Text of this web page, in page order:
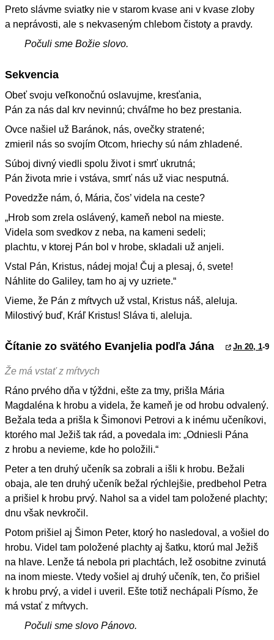
Preto slávme sviatky nie v starom kvase ani v kvase zloby
a neprávosti, ale s nekvaseným chlebom čistoty a pravdy.
Počuli sme Božie slovo.
Sekvencia
Obeť svoju veľkonočnú oslavujme, kresťania,
Pán za nás dal krv nevinnú; chváľme ho bez prestania.
Ovce našiel už Baránok, nás, ovečky stratené;
zmieril nás so svojím Otcom, hriechy sú nám zhladené.
Súboj divný viedli spolu život i smrť ukrutná;
Pán života mrie i vstáva, smrť nás už viac nesputná.
Povedzže nám, ó, Mária, čos’ videla na ceste?
„Hrob som zrela oslávený, kameň nebol na mieste.
Videla som svedkov z neba, na kameni sedeli;
plachtu, v ktorej Pán bol v hrobe, skladali už anjeli.
Vstal Pán, Kristus, nádej moja! Čuj a plesaj, ó, svete!
Náhlite do Galiley, tam ho aj vy uzriete.“
Vieme, že Pán z mŕtvych už vstal, Kristus náš, aleluja.
Milostivý buď, Kráľ Kristus! Sláva ti, aleluja.
Čítanie zo svätého Evanjelia podľa Jána Jn 20, 1-9
Že má vstať z mŕtvych
Ráno prvého dňa v týždni, ešte za tmy, prišla Mária
Magdaléna k hrobu a videla, že kameň je od hrobu odvalený.
Bežala teda a prišla k Šimonovi Petrovi a k inému učeníkovi,
ktorého mal Ježiš tak rád, a povedala im: „Odniesli Pána
z hrobu a nevieme, kde ho položili.“
Peter a ten druhý učeník sa zobrali a išli k hrobu. Bežali
obaja, ale ten druhý učeník bežal rýchlejšie, predbehol Petra
a prišiel k hrobu prvý. Nahol sa a videl tam položené plachty;
dnu však nevkročil.
Potom prišiel aj Šimon Peter, ktorý ho nasledoval, a vošiel do
hrobu. Videl tam položené plachty aj šatku, ktorú mal Ježiš
na hlave. Lenže tá nebola pri plachtách, lež osobitne zvinutá
na inom mieste. Vtedy vošiel aj druhý učeník, ten, čo prišiel
k hrobu prvý, a videl i uveril. Ešte totiž nechápali Písmo, že
má vstať z mŕtvych.
Počuli sme slovo Pánovo.